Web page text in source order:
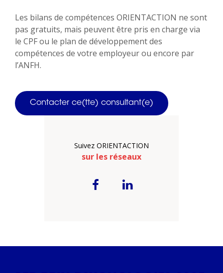
Les bilans de compétences ORIENTACTION ne sont
pas gratuits, mais peuvent être pris en charge via
le CPF ou le plan de développement des
compétences de votre employeur ou encore par
l’ANFH.
Contacter ce(tte) consultant(e)
Suivez ORIENTACTION
sur les réseaux